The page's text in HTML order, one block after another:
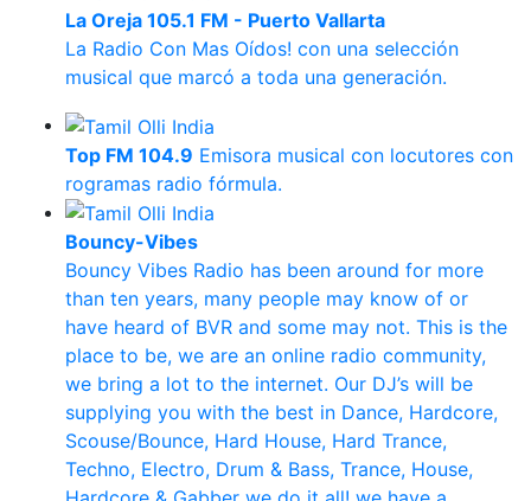
La Oreja 105.1 FM - Puerto Vallarta
La Radio Con Mas Oídos! con una selección
musical que marcó a toda una generación.
Top FM 104.9 Emisora musical con locutores con
rogramas radio fórmula.
Bouncy-Vibes
Bouncy Vibes Radio has been around for more
than ten years, many people may know of or
have heard of BVR and some may not. This is the
place to be, we are an online radio community,
we bring a lot to the internet. Our DJ’s will be
supplying you with the best in Dance, Hardcore,
Scouse/Bounce, Hard House, Hard Trance,
Techno, Electro, Drum & Bass, Trance, House,